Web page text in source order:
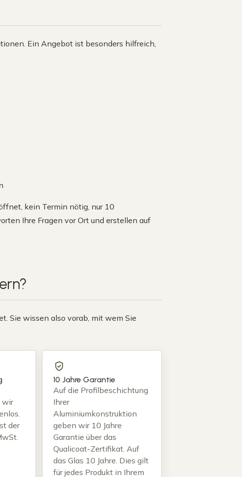
Ein Angebot ist besonders hilfreich,
kein Termin nötig, nur 10
Ihre Fragen vor Ort und erstellen auf
Sie wissen also vorab, mit wem Sie
wir
der
10 Jahre Garantie
Auf die Profilbeschichtung
Ihrer
Aluminiumkonstruktion
geben wir 10 Jahre
Garantie über das
Qualicoat-Zertifikat. Auf
das Glas 10 Jahre. Dies gilt
für jedes Produkt in Ihrem